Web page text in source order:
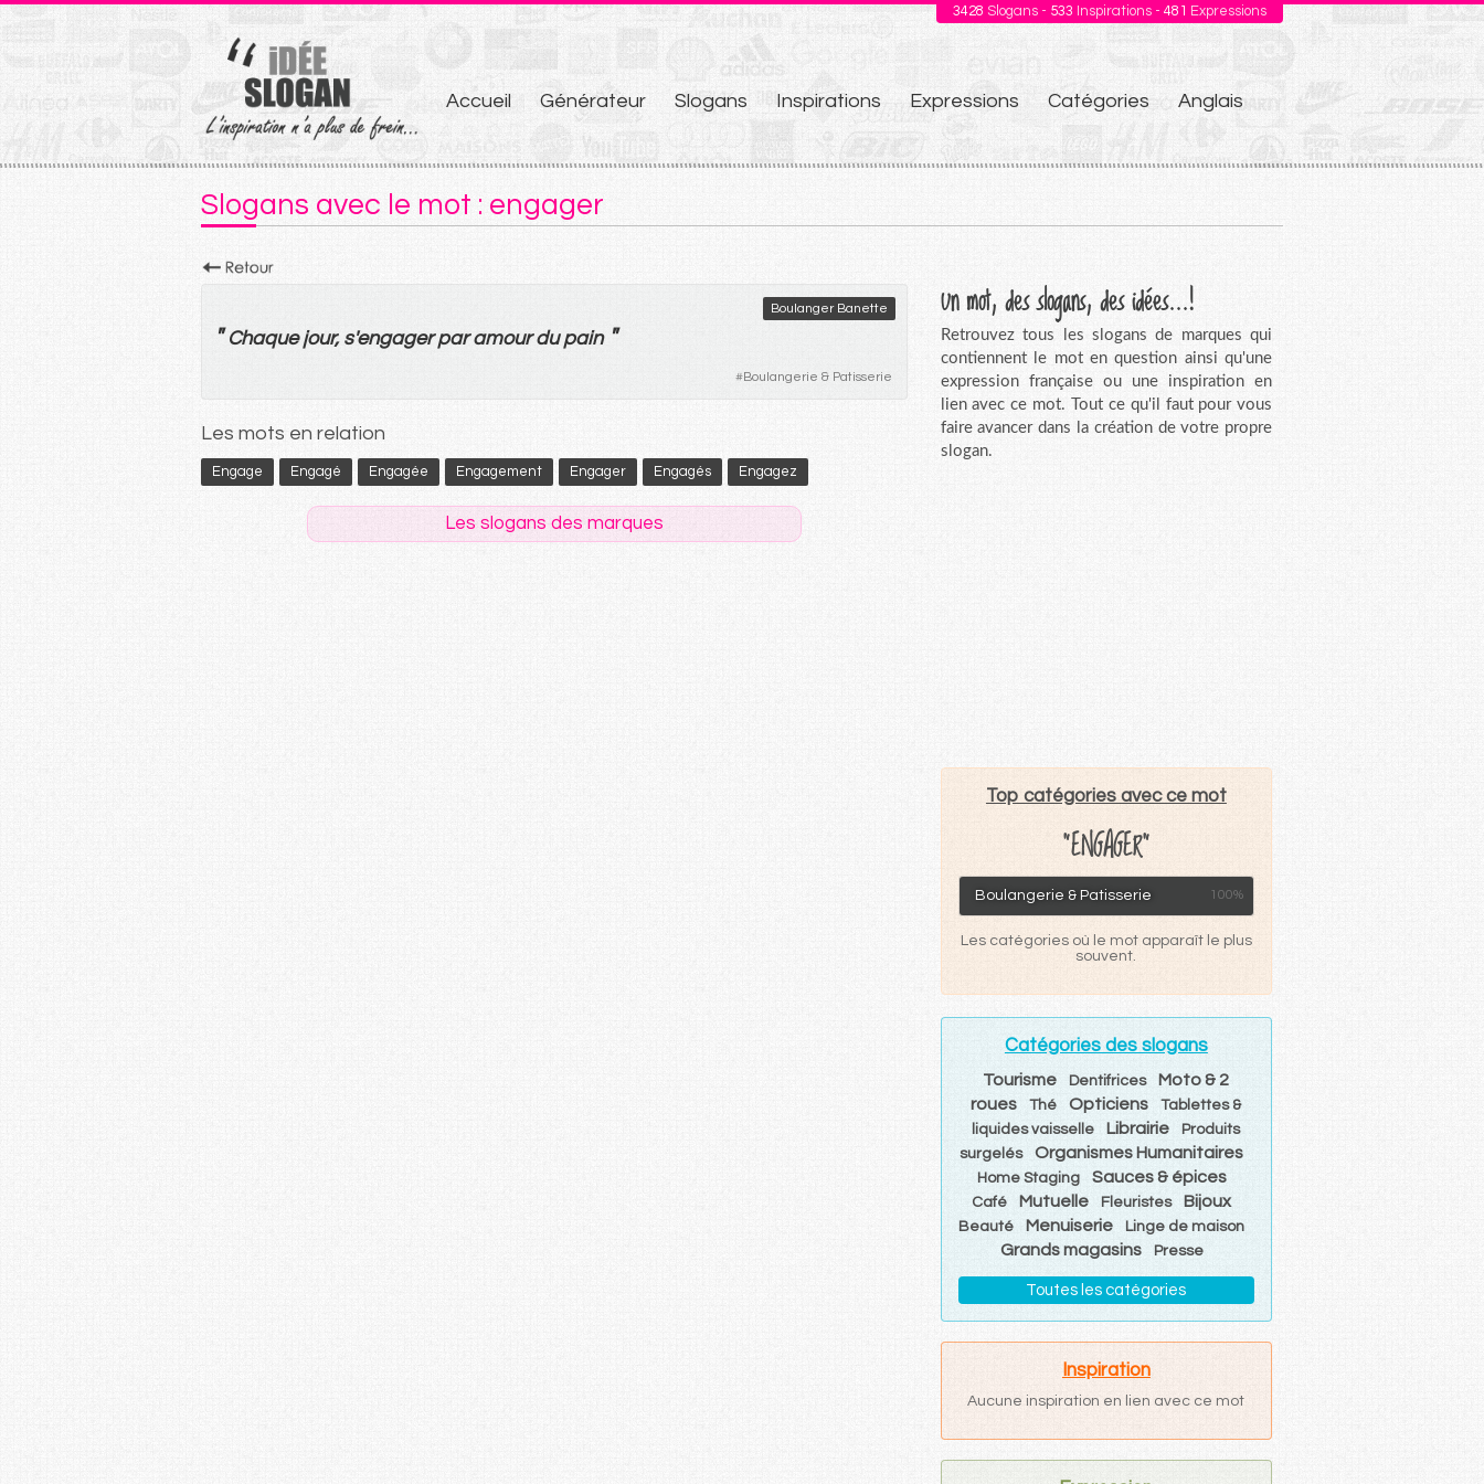
3428 Slogans - 533 Inspirations - 481 Expressions
Aller
au
contenu
Accueil Générateur Slogans Inspirations Expressions Catégories Anglais
Slogans avec le mot : engager
Boulanger Banette
" Chaque jour, s'engager par amour du pain "
#Boulangerie & Patisserie
Les mots en relation
Engage Engagé Engagée Engagement Engager Engagés Engagez
Les slogans des marques
Un mot, des slogans, des idées...!
Retrouvez tous les slogans de marques qui
contiennent le mot en question ainsi qu'une
expression française ou une inspiration en
lien avec ce mot. Tout ce qu'il faut pour vous
faire avancer dans la création de votre propre
slogan.
Top catégories avec ce mot
"ENGAGER"
Boulangerie & Patisserie 100%
Les catégories où le mot apparaît le plus
souvent.
Catégories des slogans
Tourisme Dentifrices
Moto & 2
roues
Thé Opticiens
Tablettes &
liquides vaisselle
Librairie
Produits
surgelés
Organismes Humanitaires
Home Staging Sauces & épices
Café Mutuelle Fleuristes Bijoux
Beauté Menuiserie Linge de maison
Grands magasins Presse
Toutes les catégories
Inspiration
Aucune inspiration en lien avec ce mot